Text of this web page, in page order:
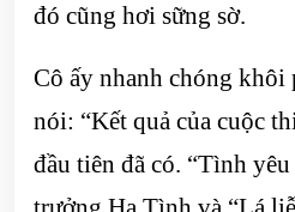
đó cũng hơi sững sờ.
Cô ấy nhanh chóng khôi
nói: “Kết quả của cuộc
đầu tiên đã có. “Tình